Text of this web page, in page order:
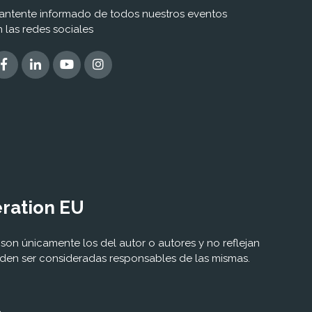
informado de todos nuestros eventos
las redes sociales
EU
únicamente los del autor o autores y no reflejan
ser consideradas responsables de las mismas.